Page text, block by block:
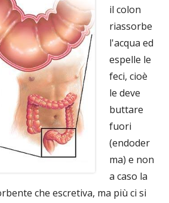
il colon
riassorbe
l'acqua ed
espelle le
feci, cioè
le deve
buttare
fuori
(endoder
ma) e non
a caso la
che escretiva, ma più ci si